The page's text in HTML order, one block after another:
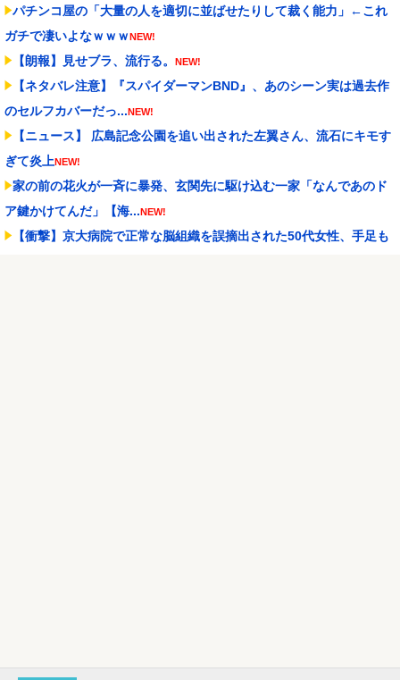
パチンコ屋の「大量の人を適切に並ばせたりして裁く能力」←これ
ガチで凄いよなｗｗｗNEW!
【朗報】見せブラ、流行る。 NEW!
【ネタバレ注意】『スパイダーマンBND』、あのシーン実は過去作
のセルフカバーだっ...NEW!
【ニュース】 広島記念公園を追い出された左翼さん、流石にキモす
ぎて炎上NEW!
家の前の花火が一斉に暴発、玄関先に駆け込む一家「なんであのド
ア鍵かけてんだ」【海...NEW!
【衝撃】京大病院で正常な脳組織を誤摘出された50代女性、手足も